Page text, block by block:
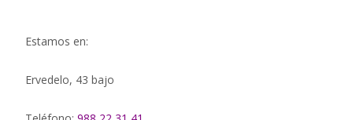
Estamos en:
Ervedelo, 43 bajo